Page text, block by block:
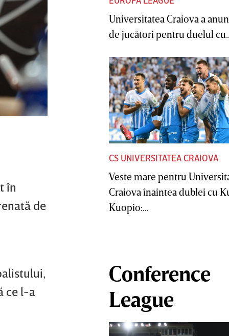
în
de
ce l-a
Universitatea Craiova a
de jucători pentru duelul
CS UNIVERSITATEA CRAIOVA
Veste mare pentru
Craiova înaintea dublei cu
Kuopio:...
Conference
League